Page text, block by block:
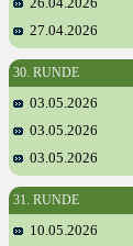
27.04.2026
30. RUNDE
03.05.2026
03.05.2026
03.05.2026
31. RUNDE
10.05.2026